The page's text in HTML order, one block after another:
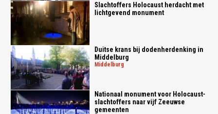
Slachtoffers Holocaust herdacht met
lichtgevend monument
Duitse krans bij dodenherdenking in
Middelburg
middelburg
Nationaal monument voor Holocaust-
slachtoffers naar vijf Zeeuwse
gemeenten